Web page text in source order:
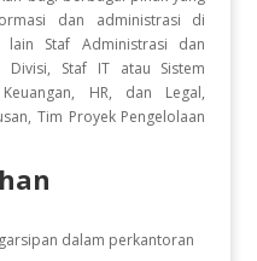
dan administrasi di
lain Staf Administrasi dan
Divisi, Staf IT atau Sistem
HR, dan Legal,
Tim Proyek Pengelolaan
dalam perkantoran